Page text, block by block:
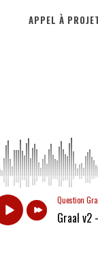
APPEL À
Question
Graal v2